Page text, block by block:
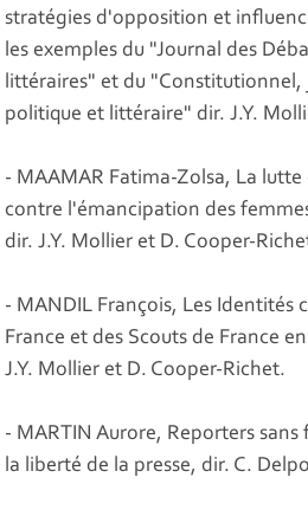
stratégies d'opposition et
les exemples du "Journal des
littéraires" et du "Constitutionnel,
politique et littéraire" dir. J.Y.
- MAAMAR Fatima-Zolsa, La
contre l'émancipation des
dir. J.Y. Mollier et D. Cooper-
- MANDIL François, Les Identités
France et des Scouts de France
J.Y. Mollier et D. Cooper-Richet.
- MARTIN Aurore, Reporters
la liberté de la presse, dir. C.